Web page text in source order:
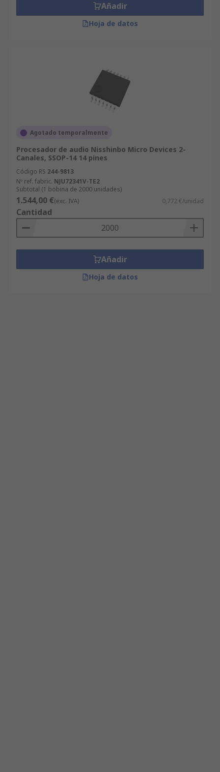
Añadir
Hoja de datos
Agotado temporalmente
Procesador de audio Nisshinbo Micro Devices 2-
Canales, SSOP-14 14 pines
Código RS 244-9813
Nº ref. fabric. NJU72341V-TE2
Subtotal (1 bobina de 2000 unidades)
1.544,00 €(exc. IVA) 0,772 €/unidad
Cantidad
Añadir
Hoja de datos